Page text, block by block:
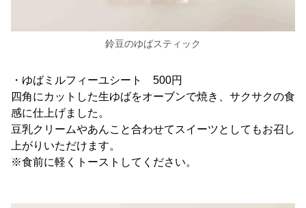
鈴豆のゆばスティック
・ゆばミルフィーユシート 500円
四角にカットした生ゆばをオーブンで焼き、サクサクの食
感に仕上げました。
豆乳クリームやあんこと合わせてスイーツとしてもお召し
上がりいただけます。
※食前に軽くトーストしてください。